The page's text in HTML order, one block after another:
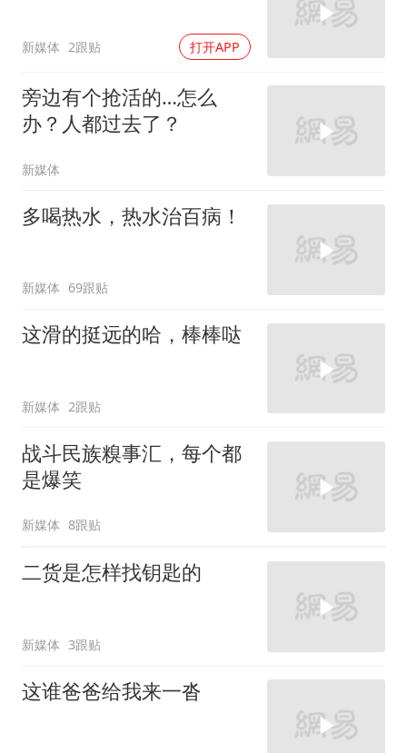
新媒体 2跟贴 打开APP
旁边有个抢活的…怎么
办？人都过去了？
新媒体
多喝热水，热水治百病！
新媒体 69跟贴
这滑的挺远的哈，棒棒哒
新媒体 2跟贴
战斗民族糗事汇，每个都
是爆笑
新媒体 8跟贴
二货是怎样找钥匙的
新媒体 3跟贴
这谁爸爸给我来一沓